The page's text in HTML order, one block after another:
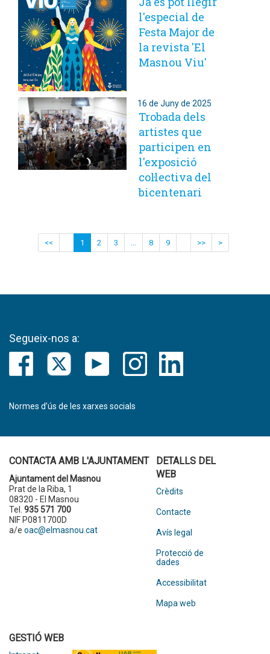
l'especial de
Festa Major de
la revista 'El
Masnou Viu'
16 de Juny de 2025
Trobada dels
artistes que
participen en
l'exposició
col·lectiva del
bicentenari
<< 1 2 3 ... 8 9 >> >
Segueix-nos a:
Normes d’ús de les xarxes socials
CONTACTA AMB L'AJUNTAMENT
Ajuntament del Masnou
Prat de la Riba, 1
08320 - El Masnou
Tel. 935 571 700
NIF P0811700D
a/e oac@elmasnou.cat
DETALLS DEL
WEB
Crèdits
Contacte
Avís legal
Protecció de
dades
Accessibilitat
Mapa web
GESTIÓ WEB